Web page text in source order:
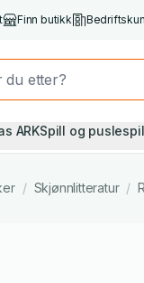
Finn butikk
ARKSpill og
/ Skjønnlitteratur /